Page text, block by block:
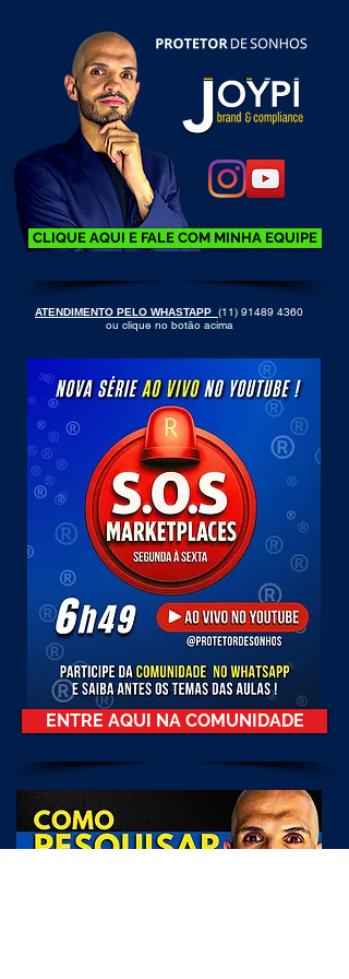
CLIQUE AQUI E FALE COM MINHA EQUIPE
ATENDIMENTO PELO WHASTAPP (11) 91489 4360
ou clique no botão acima
ENTRE AQUI NA COMUNIDADE